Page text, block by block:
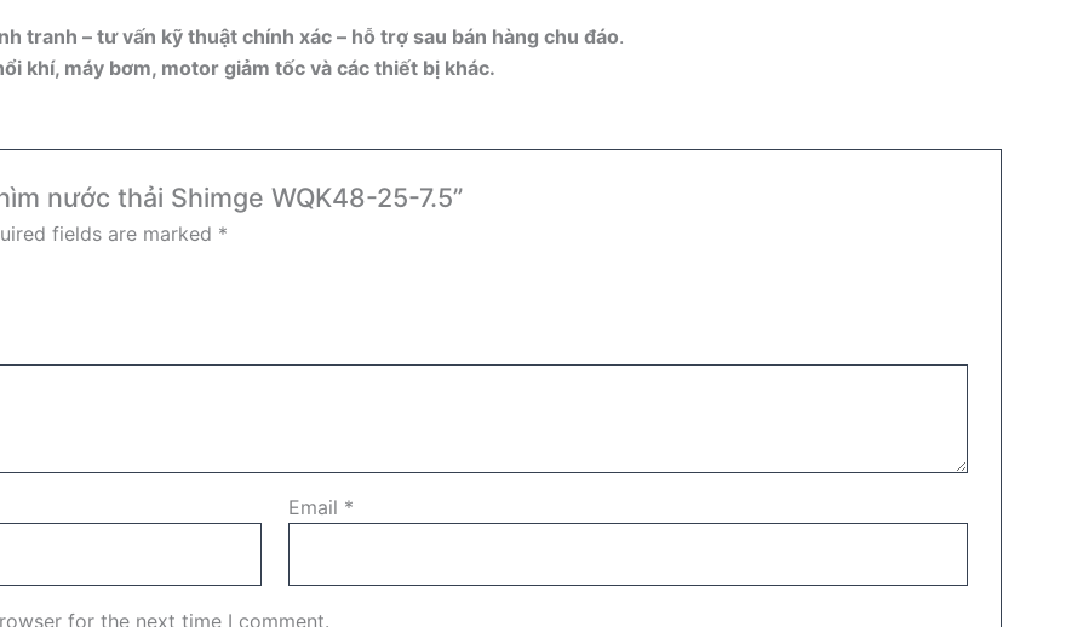
tranh – tư vấn kỹ thuật chính xác – hỗ trợ sau bán hàng chu đáo.
khí, máy bơm, motor giảm tốc và các thiết bị khác.
nước thải Shimge WQK48-25-7.5”
fields are marked *
Email *
for the next time I comment.